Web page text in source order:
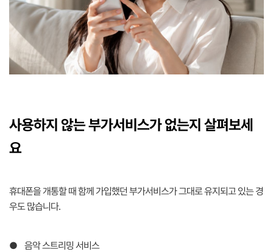
사용하지 않는 부가서비스가 없는지 살펴보세
요
휴대폰을 개통할 때 함께 가입했던 부가서비스가 그대로 유지되고 있는 경
우도 많습니다.
● 음악 스트리밍 서비스